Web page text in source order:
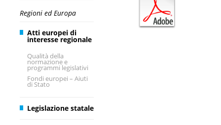
Regioni ed Europa
Atti europei di
interesse regionale
Qualità della
normazione e
programmi legislativi
Fondi europei – Aiuti
di Stato
Legislazione statale